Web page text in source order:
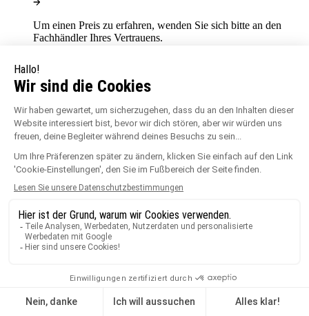
Um einen Preis zu erfahren, wenden Sie sich bitte an den
Fachhändler Ihres Vertrauens.
Gewerbetreibende.
Um einen Preis zu erfahren, wenden Sie sich bitte an
den Fachhändler Ihres Vertrauens.
Support schließen
Vorherige
Haben Sie ein Service-Anliegen?
Fachhändlers nicht zufrieden sein, zögern Sie nicht, uns
über das Kontaktformular zu schreiben.